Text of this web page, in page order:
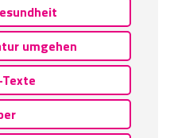
umgehen